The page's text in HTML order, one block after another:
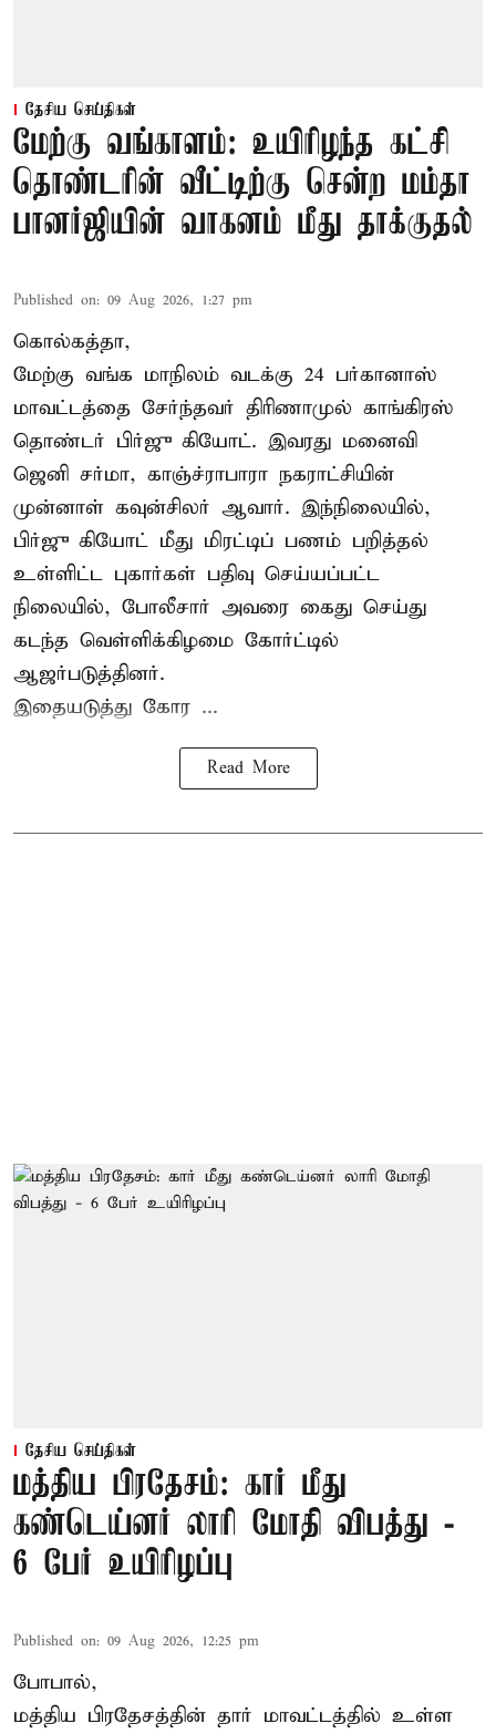
தேசிய செய்திகள்
மேற்கு வங்காளம்: உயிரிழந்த கட்சி
தொண்டரின் வீட்டிற்கு சென்ற மம்தா
பானர்ஜியின் வாகனம் மீது தாக்குதல்
Published on: 09 Aug 2026, 1:27 pm
கொல்கத்தா,
மேற்கு வங்க மாநிலம் வடக்கு 24 பர்கானாஸ்
மாவட்டத்தை சேர்ந்தவர் திரிணாமுல் காங்கிரஸ்
தொண்டர் பிர்ஜு கியோட். இவரது மனைவி
ஜெனி சர்மா, காஞ்ச்ராபாரா நகராட்சியின்
முன்னாள் கவுன்சிலர் ஆவார். இந்நிலையில்,
பிர்ஜு கியோட் மீது மிரட்டிப் பணம் பறித்தல்
உள்ளிட்ட புகார்கள் பதிவு செய்யப்பட்ட
நிலையில், போலீசார் அவரை கைது செய்து
கடந்த வெள்ளிக்கிழமை கோர்ட்டில்
ஆஜர்படுத்தினர்.
இதையடுத்து கோர ...
Read More
தேசிய செய்திகள்
மத்திய பிரதேசம்: கார் மீது
கண்டெய்னர் லாரி மோதி விபத்து -
6 பேர் உயிரிழப்பு
Published on: 09 Aug 2026, 12:25 pm
போபால்,
மத்திய பிரதேசத்தின் தார் மாவட்டத்தில் உள்ள